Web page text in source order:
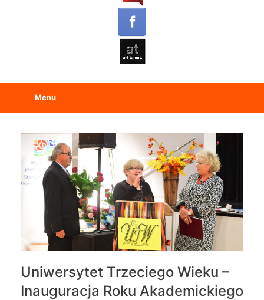
Menu
Uniwersytet Trzeciego Wieku –
Inauguracja Roku Akademickiego